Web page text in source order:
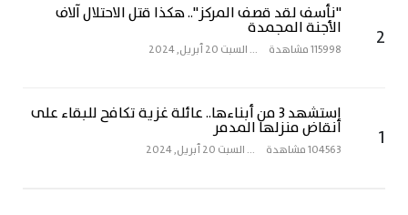
2
"نأسف لقد قصف المركز".. هكذا قتل الاحتلال آلاف
الأجنة المجمدة
115998 مشاهدة ...السبت 20 أبريل, 2024
1
استشهد 3 من أبناءها.. عائلة غزية تكافح للبقاء على
أنقاض منزلها المدمر
104563 مشاهدة ...السبت 20 أبريل, 2024